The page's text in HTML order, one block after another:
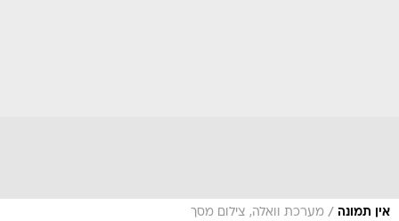
אין תמונה / מערכת וואלה, צילום מסך